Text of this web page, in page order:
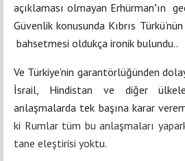
açıklaması olmayan Erhürman’ın
Güvenlik konusunda Kıbrıs
bahsetmesi oldukça ironik bulundu..
Ve Türkiye’nin garantörlüğünden
İsrail, Hindistan ve diğer
anlaşmalarda tek başına karar
ki Rumlar tüm bu anlaşmaları
tane eleştirisi yoktu.